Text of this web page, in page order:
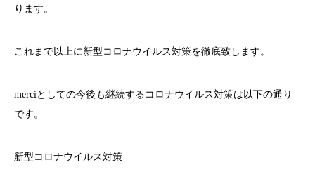
ります。
これまで以上に新型コロナウイルス対策を徹底致します。
merciとしての今後も継続するコロナウイルス対策は以下の通り
です。
新型コロナウイルス対策